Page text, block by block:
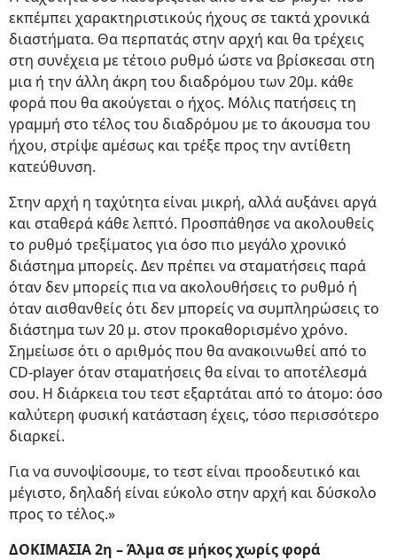
εκπέμπει χαρακτηριστικούς ήχους σε τακτά χρονικά
διαστήματα. Θα περπατάς στην αρχή και θα τρέχεις
στη συνέχεια με τέτοιο ρυθμό ώστε να βρίσκεσαι στη
μια ή την άλλη άκρη του διαδρόμου των 20μ. κάθε
φορά που θα ακούγεται ο ήχος. Μόλις πατήσεις τη
γραμμή στο τέλος του διαδρόμου με το άκουσμα του
ήχου, στρίψε αμέσως και τρέξε προς την αντίθετη
κατεύθυνση.
Στην αρχή η ταχύτητα είναι μικρή, αλλά αυξάνει αργά
και σταθερά κάθε λεπτό. Προσπάθησε να ακολουθείς
το ρυθμό τρεξίματος για όσο πιο μεγάλο χρονικό
διάστημα μπορείς. Δεν πρέπει να σταματήσεις παρά
όταν δεν μπορείς πια να ακολουθήσεις το ρυθμό ή
όταν αισθανθείς ότι δεν μπορείς να συμπληρώσεις το
διάστημα των 20 μ. στον προκαθορισμένο χρόνο.
Σημείωσε ότι ο αριθμός που θα ανακοινωθεί από το
CD-player όταν σταματήσεις θα είναι το αποτέλεσμά
σου. Η διάρκεια του τεστ εξαρτάται από το άτομο: όσο
καλύτερη φυσική κατάσταση έχεις, τόσο περισσότερο
διαρκεί.
Για να συνοψίσουμε, το τεστ είναι προοδευτικό και
μέγιστο, δηλαδή είναι εύκολο στην αρχή και δύσκολο
προς το τέλος.»
ΔΟΚΙΜΑΣΙΑ 2η – Άλμα σε μήκος χωρίς φορά